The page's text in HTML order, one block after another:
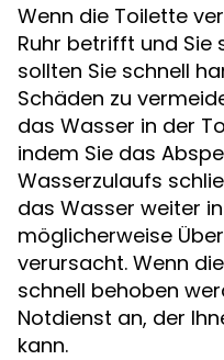
Wenn die Toilette
Ruhr betrifft und Sie
sollten Sie schnell
Schäden zu
das Wasser in der
indem Sie das
Wasserzulaufs
das Wasser weiter
möglicherweise
verursacht. Wenn
schnell behoben
Notdienst an, der
kann.